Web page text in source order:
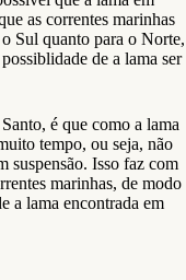
as correntes marinhas
Sul quanto para o Norte,
de a lama ser
é que como a lama
tempo, ou seja, não
suspensão. Isso faz com
marinhas, de modo
a lama encontrada em